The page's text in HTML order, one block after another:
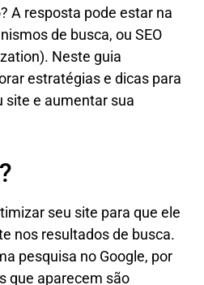
A resposta pode estar na
de busca, ou SEO
Neste guia
estratégias e dicas para
site e aumentar sua
seu site para que ele
nos resultados de busca.
pesquisa no Google, por
que aparecem são